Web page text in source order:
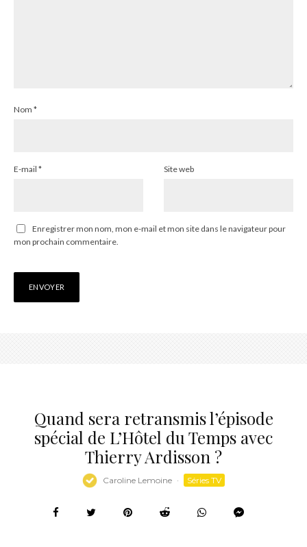
Nom *
E-mail * Site web
Enregistrer mon nom, mon e-mail et mon site dans le navigateur pour
mon prochain commentaire.
Quand sera retransmis l’épisode
spécial de L’Hôtel du Temps avec
Thierry Ardisson ?
Caroline Lemoine · Séries TV